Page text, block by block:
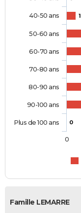
1
0
40-50 ans
50-60 ans
60-70 ans
70-80 ans
80-90 ans
90-100 ans
Plus de 100 ans
0
Famille LEMARRE